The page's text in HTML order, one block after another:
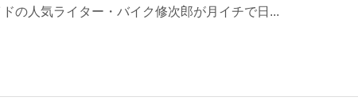
の人気ライター・バイク修次郎が月イチで日...